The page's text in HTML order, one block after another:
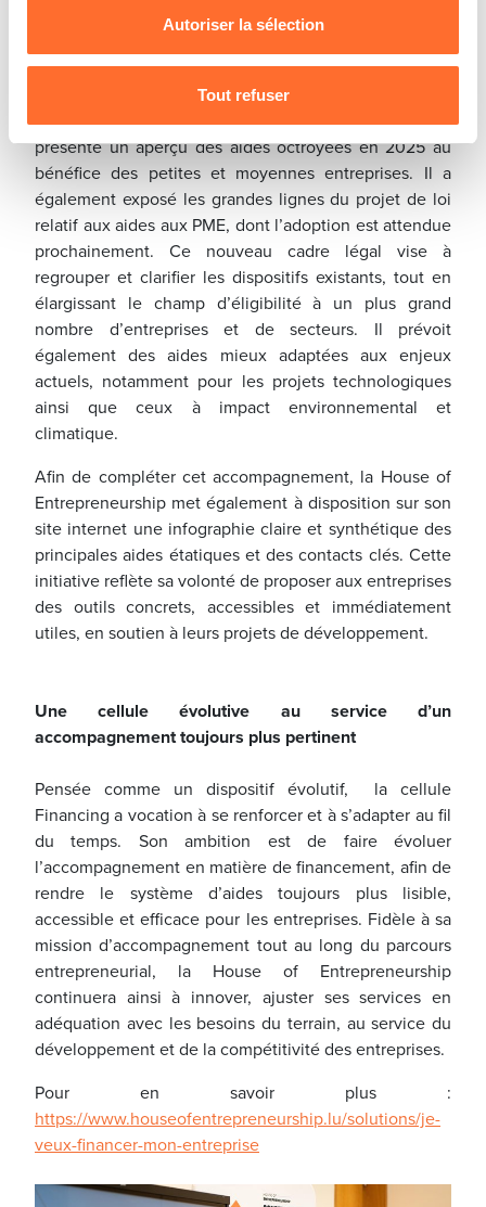
vos données personnelles, vous pouvez consulter notre
protection des données personnelles
Autoriser la sélection
Tout refuser
complémentaire pour répondre efficacement à la
diversité des besoins des entrepreneurs, et aux
À cette occasion, le ministère de l’Économie a
présenté un aperçu des aides octroyées en 2025 au
bénéfice des petites et moyennes entreprises. Il a
également exposé les grandes lignes du projet de loi
relatif aux aides aux PME, dont l’adoption est attendue
prochainement. Ce nouveau cadre légal vise à
regrouper et clarifier les dispositifs existants, tout en
élargissant le champ d’éligibilité à un plus grand
nombre d’entreprises et de secteurs. Il prévoit
également des aides mieux adaptées aux enjeux
actuels, notamment pour les projets technologiques
ainsi que ceux à impact environnemental et
climatique.
Afin de compléter cet accompagnement, la House of
Entrepreneurship met également à disposition sur son
site internet une infographie claire et synthétique des
principales aides étatiques et des contacts clés. Cette
initiative reflète sa volonté de proposer aux entreprises
des outils concrets, accessibles et immédiatement
utiles, en soutien à leurs projets de développement.
Une cellule évolutive au service d’un
accompagnement toujours plus pertinent
Pensée comme un dispositif évolutif, la cellule
Financing a vocation à se renforcer et à s’adapter au fil
du temps. Son ambition est de faire évoluer
l’accompagnement en matière de financement, afin de
rendre le système d’aides toujours plus lisible,
accessible et efficace pour les entreprises. Fidèle à sa
mission d’accompagnement tout au long du parcours
entrepreneurial, la House of Entrepreneurship
continuera ainsi à innover, ajuster ses services en
adéquation avec les besoins du terrain, au service du
développement et de la compétitivité des entreprises.
Pour en savoir plus :
https://www.houseofentrepreneurship.lu/solutions/je-
veux-financer-mon-entreprise